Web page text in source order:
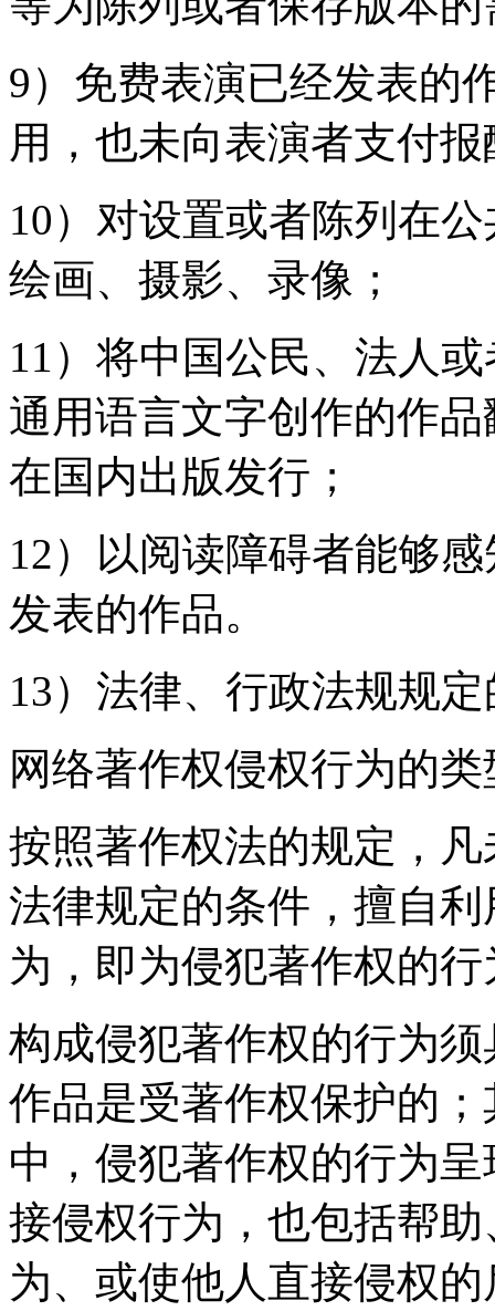
9）免费表演已经发表的
用，也未向表演者支付
10）对设置或者陈列在
绘画、摄影、录像；
11）将中国公民、法人
通用语言文字创作的作
在国内出版发行；
12）以阅读障碍者能够
发表的作品。
13）法律、行政法规规
网络著作权侵权行为的类
按照著作权法的规定，
法律规定的条件，擅自
为，即为侵犯著作权的行
构成侵犯著作权的行为
作品是受著作权保护的
中，侵犯著作权的行为
接侵权行为，也包括帮
为、或使他人直接侵权